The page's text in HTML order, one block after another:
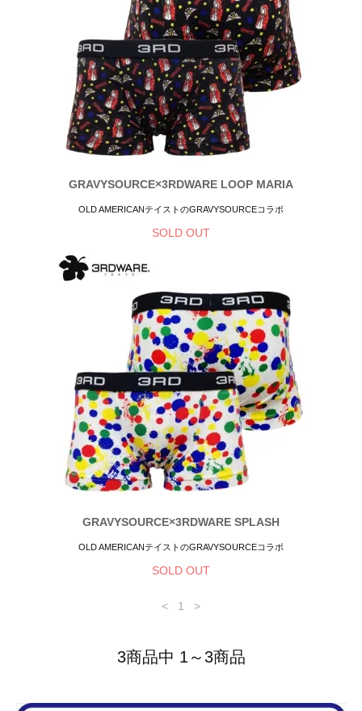
GRAVYSOURCE×3RDWARE LOOP MARIA
OLD AMERICANテイストのGRAVYSOURCEコラボ
SOLD OUT
GRAVYSOURCE×3RDWARE SPLASH
OLD AMERICANテイストのGRAVYSOURCEコラボ
SOLD OUT
< 1 >
3商品中 1～3商品